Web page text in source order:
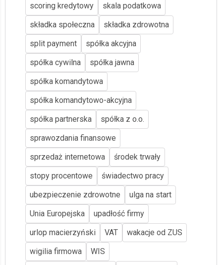
scoring kredytowy
skala podatkowa
składka społeczna
składka zdrowotna
split payment
spółka akcyjna
spółka cywilna
spółka jawna
spółka komandytowa
spółka komandytowo-akcyjna
spółka partnerska
spółka z o.o.
sprawozdania finansowe
sprzedaż internetowa
środek trwały
stopy procentowe
świadectwo pracy
ubezpieczenie zdrowotne
ulga na start
Unia Europejska
upadłość firmy
urlop macierzyński
VAT
wakacje od ZUS
wigilia firmowa
WIS